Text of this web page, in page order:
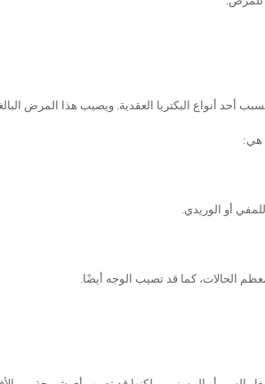
أحد أنواع البكتريا العقدية. ويصيب هذا المرض
هي:
أو الوريدي.
الحالات، كما قد تصيب الوجه أيضًا.